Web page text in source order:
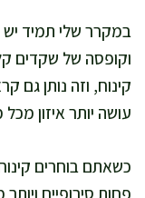
במקרר שלי תמיד
וקופסה של שקדים
קינוח, וזה נותן גם
עושה יותר איזון
כשאתם בוחרים
פחות סירופיים